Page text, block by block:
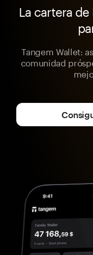
La cartera
Tangem Wallet:
comunidad